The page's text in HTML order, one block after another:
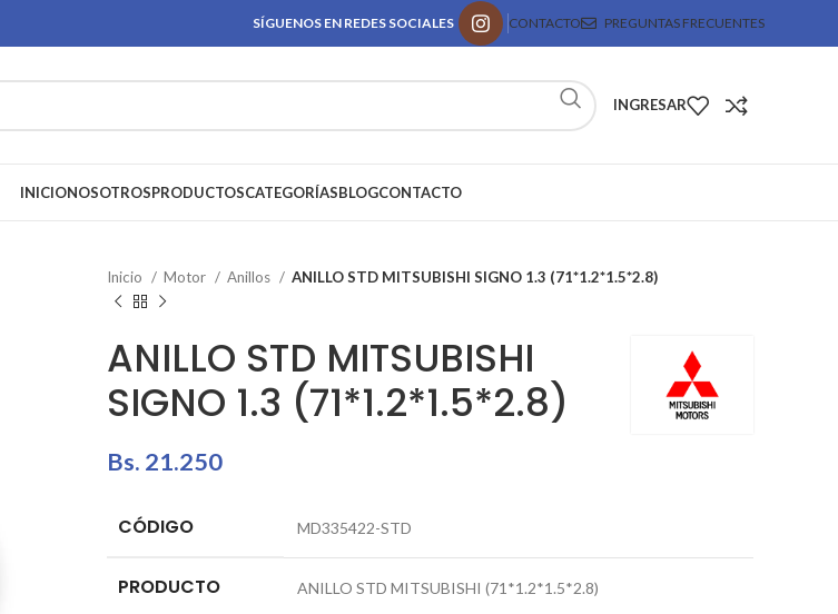
SÍGUENOS EN REDES SOCIALES CONTACTO PREGUNTAS FRECUENTES
INGRESAR
INICIONOSOTROSPRODUCTOSCATEGORÍASBLOGCONTACTO
Inicio Motor Anillos ANILLO STD MITSUBISHI SIGNO 1.3 (71*1.2*1.5*2.8)
ANILLO STD MITSUBISHI
SIGNO 1.3 (71*1.2*1.5*2.8)
Bs. 21.250
CÓDIGO MD335422-STD
PRODUCTO ANILLO STD MITSUBISHI (71*1.2*1.5*2.8)